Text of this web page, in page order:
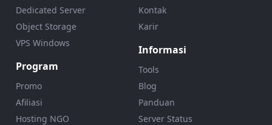
Dedicated Server
Object Storage
VPS Windows
Program
Promo
Afiliasi
Hosting NGO
Kontak
Karir
Informasi
Tools
Blog
Panduan
Server Status